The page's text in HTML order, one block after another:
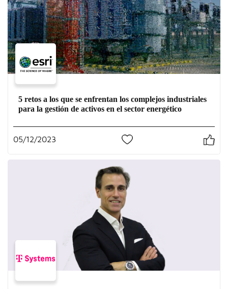
5 retos a los que se enfrentan los complejos industriales
para la gestión de activos en el sector energético
05/12/2023